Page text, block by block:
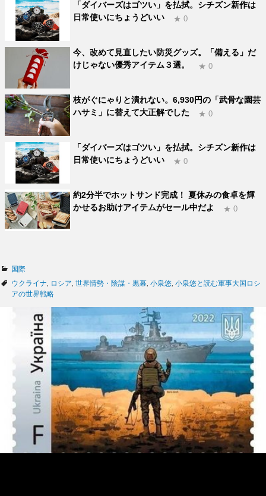
「ダイバーズはゴツい」を払拭。シチズン新作は
日常使いにちょうどいい
★ 0
今、改めて見直したい防災グッズ。「備える」だ
けじゃない優秀アイテム３選。
★ 0
枝がぐにゃりと潰れない。6,930円の「武骨な園芸
ハサミ」に替えて大正解でした
★ 0
「ダイバーズはゴツい」を払拭。シチズン新作は
日常使いにちょうどいい
★ 0
約2分半でホットサンド完成！ 夏休みの食卓を輝
かせるお助けアイテムがセール中だよ
★ 0
カ
テ
ゴ
国際
タ
グ
ウクライナ ロシア 世界情勢・陰謀・黒幕 小泉悠 小泉悠と読む軍事大国ロシ
アの世界戦略